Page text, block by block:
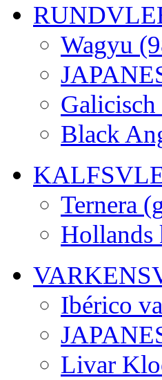
Wagyu
Black
Ternera
Ibérico
Livar